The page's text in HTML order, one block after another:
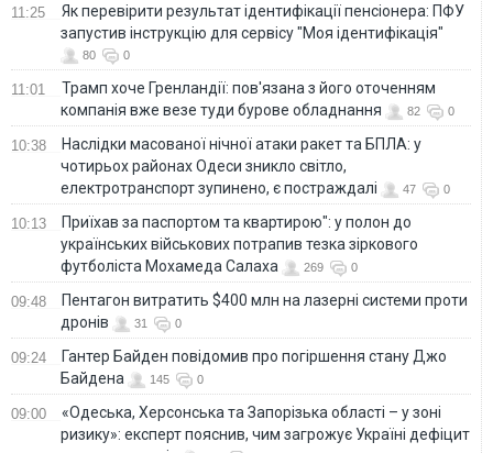
11:25
Як перевірити результат ідентифікації пенсіонера: ПФУ
запустив інструкцію для сервісу "Моя ідентифікація"
80 0
11:01
Трамп хоче Гренландії: пов'язана з його оточенням
компанія вже везе туди бурове обладнання
82 0
10:38
Наслідки масованої нічної атаки ракет та БПЛА: у
чотирьох районах Одеси зникло світло,
електротранспорт зупинено, є постраждалі
47 0
10:13
Приїхав за паспортом та квартирою": у полон до
українських військових потрапив тезка зіркового
футболіста Мохамеда Салаха
269 0
09:48
Пентагон витратить $400 млн на лазерні системи проти
дронів
31 0
09:24
Гантер Байден повідомив про погіршення стану Джо
Байдена
145 0
09:00
«Одеська, Херсонська та Запорізька області – у зоні
ризику»: експерт пояснив, чим загрожує Україні дефіцит